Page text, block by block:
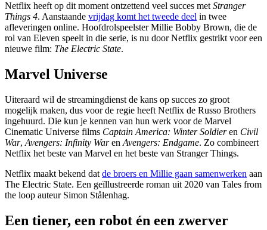
Netflix heeft op dit moment ontzettend veel succes metStranger
Things 4. Aanstaande vrijdag komt het tweede deel in twee
afleveringen online. Hoofdrolspeelster Millie Bobby Brown, die de
rol van Eleven speelt in die serie, is nu door Netflix gestrikt voor een
nieuwe film: The Electric State.
Marvel Universe
Uiteraard wil de streamingdienst de kans op succes zo groot
mogelijk maken, dus voor de regie heeft Netflix de Russo Brothers
ingehuurd. Die kun je kennen van hun werk voor de Marvel
Cinematic Universe films Captain America: Winter Soldieren Civil
War, Avengers: Infinity Waren Avengers: Endgame. Zo combineert
Netflix het beste van Marvel en het beste van Stranger Things.
Netflix maakt bekend dat de broers en Millie gaan samenwerken aan
The Electric State. Een geïllustreerde roman uit 2020 van Tales from
the loop auteur Simon Stålenhag.
Een tiener, een robot én een zwerver